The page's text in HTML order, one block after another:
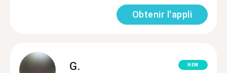
Obtenir l'appli
G. NEW